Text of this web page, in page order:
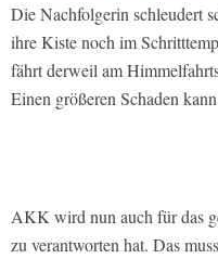
Die Nachfolgerin schleudert
ihre Kiste noch im
fährt derweil am
Einen größeren Schaden
AKK wird nun auch für das
zu verantworten hat. Das